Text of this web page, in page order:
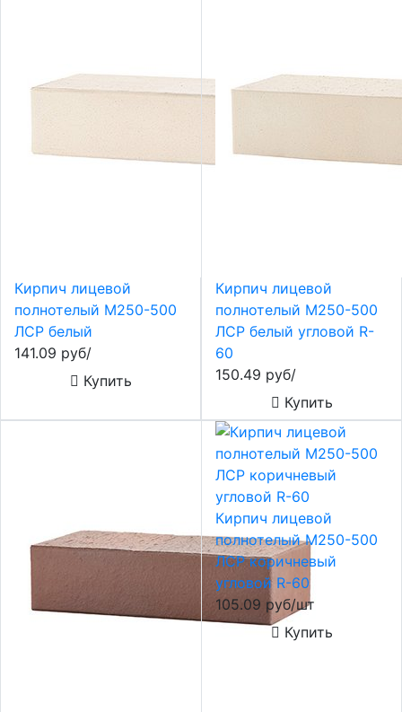
Кирпич лицевой
полнотелый М250-500
ЛСР белый
141.09 руб/
Купить
Кирпич лицевой
полнотелый М250-500
ЛСР белый угловой R-
60
150.49 руб/
Купить
Кирпич лицевой
полнотелый М250-500
ЛСР коричневый
угловой R-60
105.09 руб/шт
Купить